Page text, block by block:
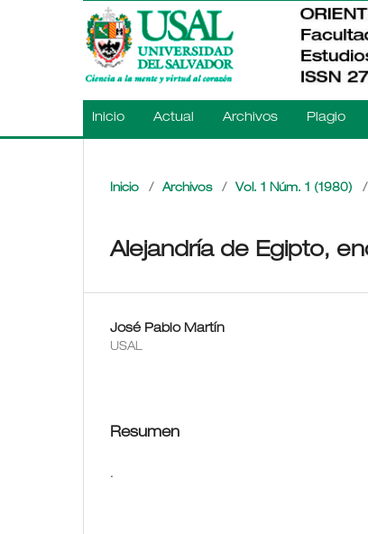
Inicio Actual Archivos Plagio
Inicio / Archivos / Vol. 1 Núm. 1 (1980) /
Alejandría de Egipto,
José Pablo Martín
USAL
Resumen
.